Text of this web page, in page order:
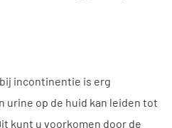
incontinentie is erg
urine op de huid kan leiden tot
kunt u voorkomen door de